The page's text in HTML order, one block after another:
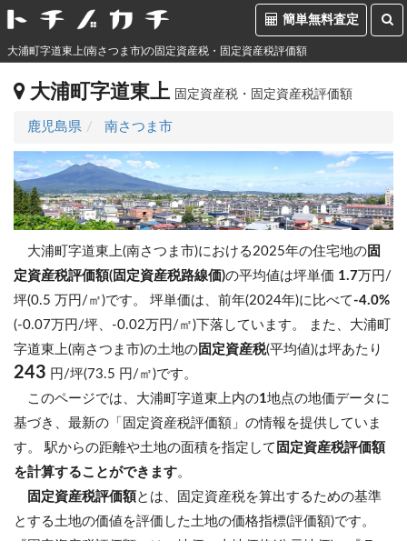
簡単無料査定
大浦町字道東上(南さつま市)の固定資産税・固定資産税評価額
大浦町字道東上 固定資産税・固定資産税評価額
鹿児島県 南さつま市
大浦町字道東上(南さつま市)における2025年の住宅地の 固
定資産税評価額(固定資産税路線価)の平均値は坪単価 1.7万円/
坪(0.5 万円/㎡)です。 坪単価は、前年(2024年)に比べて-4.0%
(-0.07万円/坪、-0.02万円/㎡)下落しています。
また、大浦町
字道東上(南さつま市)の土地の 固定資産税(平均値)は坪あたり
243 円/坪(73.5 円/㎡)です。
このページでは、大浦町字道東上内の1地点の地価データに
基づき、最新の「固定資産税評価額」の情報を提供していま
す。 駅からの距離や土地の面積を指定して 固定資産税評価額
を計算することができます。
固定資産税評価額とは、固定資産税を算出するための基準
とする土地の価値を評価した土地の価格指標(評価額)です。